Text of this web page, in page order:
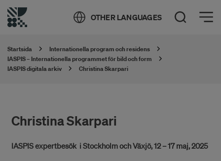
OTHER LANGUAGES Öppna sök
Öppna meny
Startsida
Internationella program och residens
IASPIS – Internationella programmet för bild och form
IASPIS digitala arkiv
Christina Skarpari
Christina Skarpari
IASPIS expertbesök i Stockholm och Växjö, 12 – 17 maj, 2025